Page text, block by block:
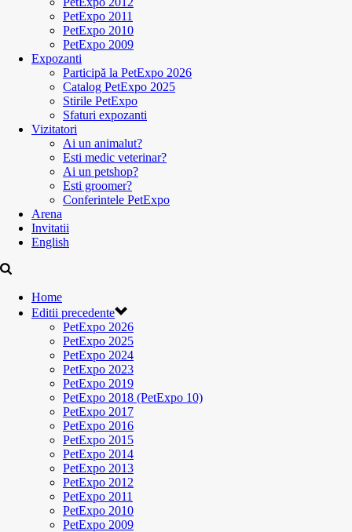
PetExpo 2011
PetExpo 2010
PetExpo 2009
Expozanti
Participă la PetExpo 2026
Catalog PetExpo 2025
Stirile PetExpo
Sfaturi expozanti
Vizitatori
Ai un animalut?
Esti medic veterinar?
Ai un petshop?
Esti groomer?
Conferintele PetExpo
Arena
Invitatii
English
Home
Editii precedente
PetExpo 2026
PetExpo 2025
PetExpo 2024
PetExpo 2023
PetExpo 2019
PetExpo 2018 (PetExpo 10)
PetExpo 2017
PetExpo 2016
PetExpo 2015
PetExpo 2014
PetExpo 2013
PetExpo 2012
PetExpo 2011
PetExpo 2010
PetExpo 2009